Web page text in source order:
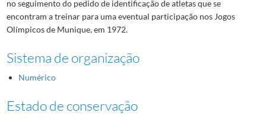
no seguimento do pedido de identificação de atletas que se
encontram a treinar para uma eventual participação nos Jogos
Olímpicos de Munique, em 1972.
Sistema de organização
Numérico
Estado de conservação